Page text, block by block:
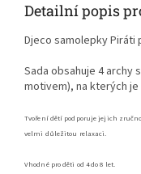
Detailní popis
Djeco samolepky Piráti
Sada obsahuje 4 archy
motivem), na kterých
Tvoření dětí podporuje jejich
velmi důležitou relaxaci.
Vhodné pro děti od 4 do 8 let.